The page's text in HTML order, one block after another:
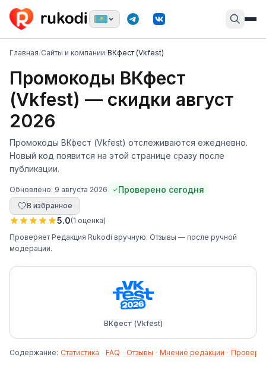
Главная/Сайты и компании/ВКфест (Vkfest)
Промокоды ВКфест
(Vkfest) — скидки август
2026
Промокоды ВКфест (Vkfest) отслеживаются ежедневно.
Новый код появится на этой странице сразу после
публикации.
Обновлено: 9 августа 2026 Проверено сегодня
В избранное
5.0(1 оценка)
Проверяет Редакция Rukodi вручную. Отзывы — после ручной
модерации.
ВКфест (Vkfest)
Содержание: Статистика · FAQ · Отзывы · Мнение редакции ·